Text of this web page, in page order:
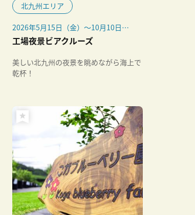
北九州エリア
2026年5月15日（金）～10月10日
（土）までの毎週金曜・土曜 、10月
※8月14日（金）、9月18日（金）、9
月19日（土）は除く
工場夜景ビアクルーズ
美しい北九州の夜景を眺めながら海上で
乾杯！